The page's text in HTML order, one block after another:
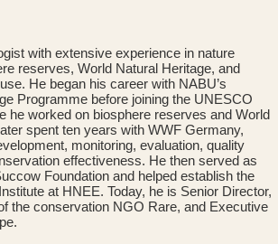
with extensive experience in nature
reserves, World Natural Heritage, and
He began his career with NABU’s
Programme before joining the UNESCO
he worked on biosphere reserves and World
spent ten years with WWF Germany,
monitoring, evaluation, quality
effectiveness. He then served as
Foundation and helped establish the
at HNEE. Today, he is Senior Director,
the conservation NGO Rare, and Executive